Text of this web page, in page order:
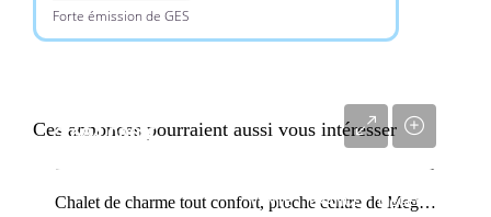
Forte émission de GES
Ces annonces pourraient aussi vous intéresser
VENTE FRANCE MEGÈVE
3 684 000 €
Chalet de charme tout confort, proche centre de Megève